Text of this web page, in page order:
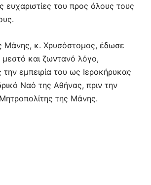
ευχαριστίες του προς όλους τους
Μάνης, κ. Χρυσόστομος, έδωσε
μεστό και ζωντανό λόγο,
την εμπειρία του ως Ιεροκήρυκας
Ναό της Αθήνας, πριν την
της Μάνης.